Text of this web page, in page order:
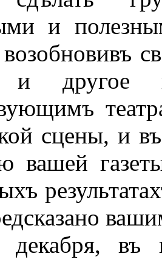
и
другое
сцены, и
вашей
въ